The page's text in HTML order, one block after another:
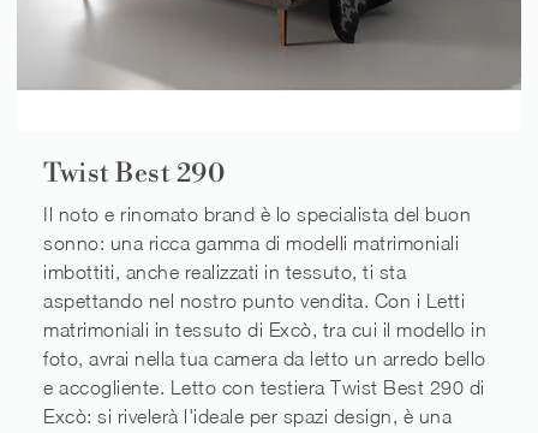
Twist Best 290
Il noto e rinomato brand è lo specialista del buon
sonno: una ricca gamma di modelli matrimoniali
imbottiti, anche realizzati in tessuto, ti sta
aspettando nel nostro punto vendita. Con i Letti
matrimoniali in tessuto di Excò, tra cui il modello in
foto, avrai nella tua camera da letto un arredo bello
e accogliente. Letto con testiera Twist Best 290 di
Excò: si rivelerà l'ideale per spazi design, è una